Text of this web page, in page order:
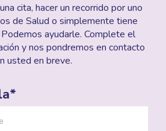
cita, hacer un recorrido por uno
de Salud o simplemente tiene
ayudarle. Complete el
y nos pondremos en contacto
usted en breve.